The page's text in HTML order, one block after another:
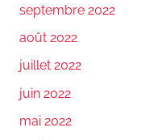
septembre 2022
août 2022
juillet 2022
juin 2022
mai 2022